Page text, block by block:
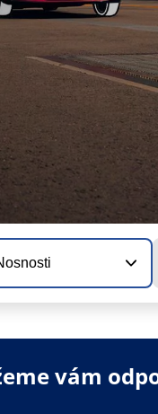
vám